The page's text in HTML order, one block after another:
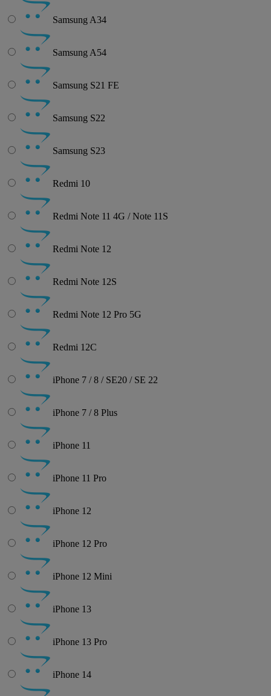
Samsung A34
Samsung A54
Samsung S21 FE
Samsung S22
Samsung S23
Redmi 10
Redmi Note 11 4G / Note 11S
Redmi Note 12
Redmi Note 12S
Redmi Note 12 Pro 5G
Redmi 12C
iPhone 7 / 8 / SE20 / SE 22
iPhone 7 / 8 Plus
iPhone 11
iPhone 11 Pro
iPhone 12
iPhone 12 Pro
iPhone 12 Mini
iPhone 13
iPhone 13 Pro
iPhone 14